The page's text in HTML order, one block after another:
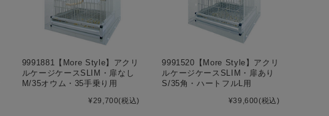
9991881【More Style】アクリ
ルケージケースSLIM・扉なし
M/35オウム・35手乗り用
¥29,700(税込)
9991520【More Style】アクリ
ルケージケースSLIM・扉あり
S/35角・ハートフルL用
¥39,600(税込)